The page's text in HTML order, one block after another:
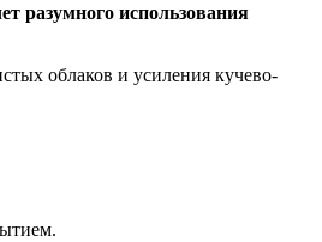
разумного использования
облаков и усиления кучево-